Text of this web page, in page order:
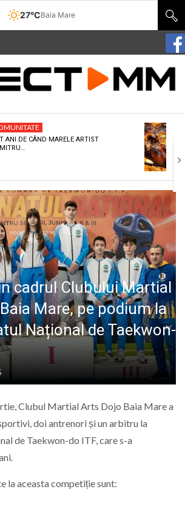
27°CBaia Mare
ANI DE CÂND MARELE ARTIST
cadrul Clubului Martial
Mare, pe podium la
Național de Taekwon-
Clubul Martial Arts Dojo Baia Mare a
doi antrenori și un arbitru la
de Taekwon-do ITF, care s-a
la aceasta competiție sunt: